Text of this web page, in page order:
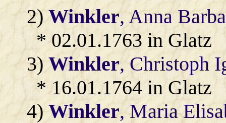
2)Winkler, Anna
* 02.01.1763 in Glatz
3)Winkler, Christoph
* 16.01.1764 in Glatz
4)Winkler, Maria